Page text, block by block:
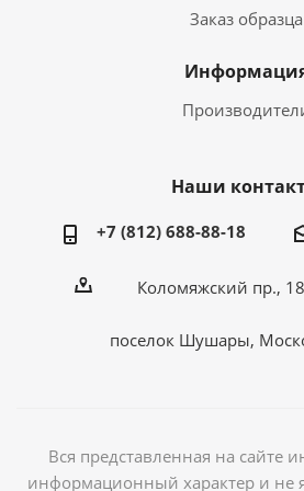
Заказ образца
Наши
+7 (812) 688-88-18
Коломяжский пр.,
поселок Шушары,
Вся представленная на сайте
информационный характер и не